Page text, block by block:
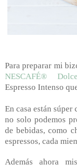
Para preparar mi
NESCAFÉ®
Espresso Intenso
En casa están
no solo podemos
de bebidas, como
espressos, cada
Además ahora